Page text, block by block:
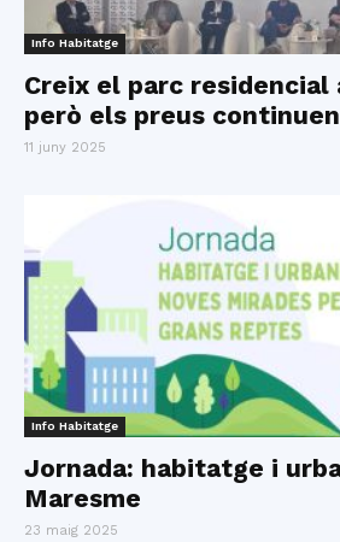
Info Habitatge
Creix el parc residencial
però els preus
11 juny 2025
Info Habitatge
Jornada: habitatge i
Maresme
23 maig 2025